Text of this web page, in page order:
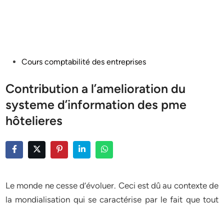
PostedCours comptabilité des entreprises
Contribution a l’amelioration du
systeme d’information des pme
hôtelieres
Le monde ne cesse d’évoluer. Ceci est dû au contexte de
la mondialisation qui se caractérise par le fait que tout